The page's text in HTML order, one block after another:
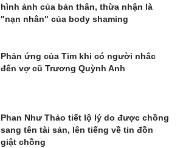
hình ảnh của bản thân, thừa nhận là
"nạn nhân" của body shaming
Phản ứng của Tim khi có người nhắc
đến vợ cũ Trương Quỳnh Anh
Phan Như Thảo tiết lộ lý do được chồng
sang tên tài sản, lên tiếng về tin đồn
giật chồng